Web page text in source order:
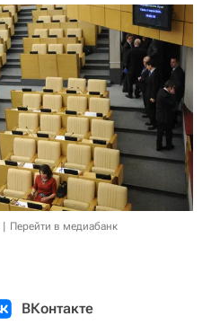
Перейти в медиабанк
ВКонтакте